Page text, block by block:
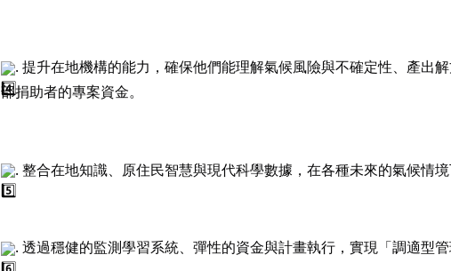
. 提升在地機構的能力，確保他們能理解氣候風險與不確定性、產出
部捐助者的專案資金。
. 整合在地知識、原住民智慧與現代科學數據，在各種未來的氣候情
. 透過穩健的監測學習系統、彈性的資金與計畫執行，實現「調適型